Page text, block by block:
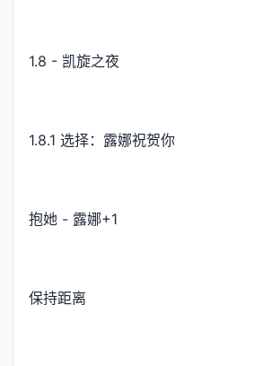
1.8 - 凯旋之夜
1.8.1 选择：露娜祝贺你
抱她 - 露娜+1
保持距离